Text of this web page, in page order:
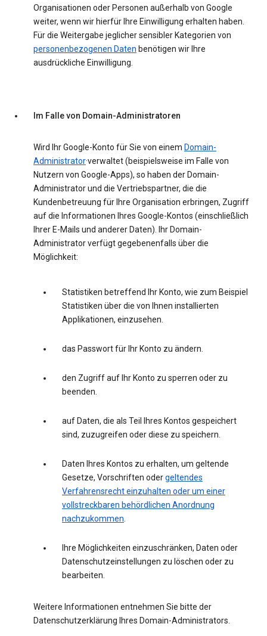
Organisationen oder Personen außerhalb von Google
weiter, wenn wir hierfür Ihre Einwilligung erhalten haben.
Für die Weitergabe jeglicher sensibler Kategorien von
personenbezogenen Daten benötigen wir Ihre
ausdrückliche Einwilligung.
Im Falle von Domain-Administratoren
Wird Ihr Google-Konto für Sie von einem Domain-
Administrator·verwaltet (beispielsweise im Falle von
Nutzern von Google-Apps), so haben der Domain-
Administrator und die Vertriebspartner, die die
Kundenbetreuung für Ihre Organisation erbringen, Zugriff
auf die Informationen Ihres Google-Kontos (einschließlich
Ihrer E-Mails und anderer Daten). Ihr Domain-
Administrator verfügt gegebenenfalls über die
Möglichkeit:
Statistiken betreffend Ihr Konto, wie zum Beispiel
Statistiken über die von Ihnen installierten
Applikationen, einzusehen.
das Passwort für Ihr Konto zu ändern.
den Zugriff auf Ihr Konto zu sperren oder zu
beenden.
auf Daten, die als Teil Ihres Kontos gespeichert
sind, zuzugreifen oder diese zu speichern.
Daten Ihres Kontos zu erhalten, um geltende
Gesetze, Vorschriften odergeltendes
Verfahrensrecht einzuhalten oder um einer
vollstreckbaren behördlichen Anordnung
nachzukommen.
Ihre Möglichkeiten einzuschränken, Daten oder
Datenschutzeinstellungen zu löschen oder zu
bearbeiten.
Weitere Informationen entnehmen Sie bitte der
Datenschutzerklärung Ihres Domain-Administrators.